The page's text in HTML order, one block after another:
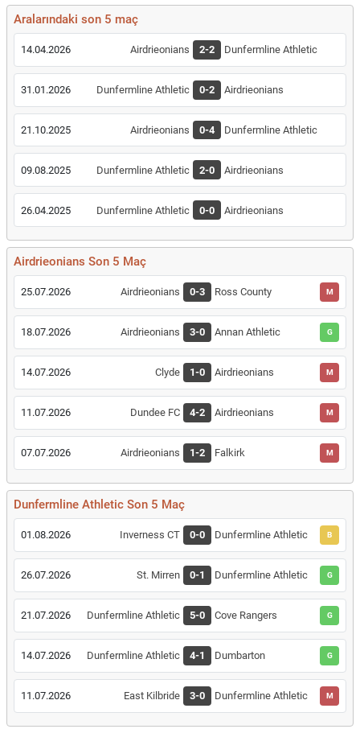
Aralarındaki son 5 maç
14.04.2026 Airdrieonians 2-2 Dunfermline Athletic
31.01.2026 Dunfermline Athletic 0-2 Airdrieonians
21.10.2025 Airdrieonians 0-4 Dunfermline Athletic
09.08.2025 Dunfermline Athletic 2-0 Airdrieonians
26.04.2025 Dunfermline Athletic 0-0 Airdrieonians
Airdrieonians Son 5 Maç
25.07.2026 Airdrieonians 0-3 Ross County M
18.07.2026 Airdrieonians 3-0 Annan Athletic G
14.07.2026 Clyde 1-0 Airdrieonians M
11.07.2026 Dundee FC 4-2 Airdrieonians M
07.07.2026 Airdrieonians 1-2 Falkirk M
Dunfermline Athletic Son 5 Maç
01.08.2026 Inverness CT 0-0 Dunfermline Athletic B
26.07.2026 St. Mirren 0-1 Dunfermline Athletic G
21.07.2026 Dunfermline Athletic 5-0 Cove Rangers G
14.07.2026 Dunfermline Athletic 4-1 Dumbarton G
11.07.2026 East Kilbride 3-0 Dunfermline Athletic M